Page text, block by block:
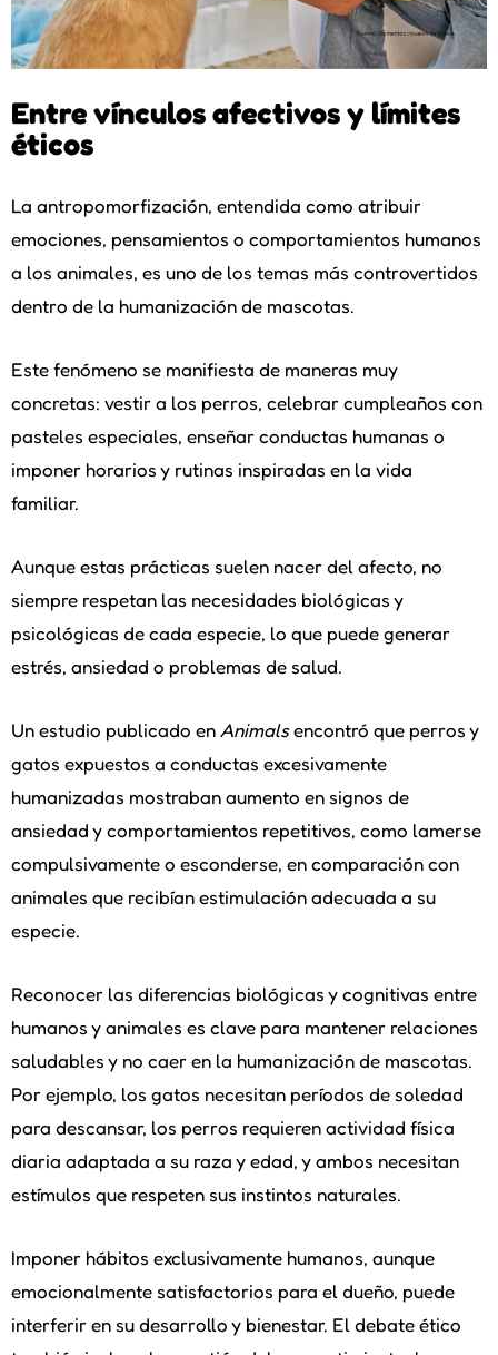
Entre vínculos afectivos y límites
éticos
La antropomorfización, entendida como atribuir
emociones, pensamientos o comportamientos humanos
a los animales, es uno de los temas más controvertidos
dentro de la humanización de mascotas.
Este fenómeno se manifiesta de maneras muy
concretas: vestir a los perros, celebrar cumpleaños con
pasteles especiales, enseñar conductas humanas o
imponer horarios y rutinas inspiradas en la vida
familiar.
Aunque estas prácticas suelen nacer del afecto, no
siempre respetan las necesidades biológicas y
psicológicas de cada especie, lo que puede generar
estrés, ansiedad o problemas de salud.
Un estudio publicado enAnimalsencontró que perros y
gatos expuestos a conductas excesivamente
humanizadas mostraban aumento en signos de
ansiedad y comportamientos repetitivos, como lamerse
compulsivamente o esconderse, en comparación con
animales que recibían estimulación adecuada a su
especie.
Reconocer las diferencias biológicas y cognitivas entre
humanos y animales es clave para mantener relaciones
saludables y no caer en la humanización de mascotas.
Por ejemplo, los gatos necesitan períodos de soledad
para descansar, los perros requieren actividad física
diaria adaptada a su raza y edad, y ambos necesitan
estímulos que respeten sus instintos naturales.
Imponer hábitos exclusivamente humanos, aunque
emocionalmente satisfactorios para el dueño, puede
interferir en su desarrollo y bienestar. El debate ético